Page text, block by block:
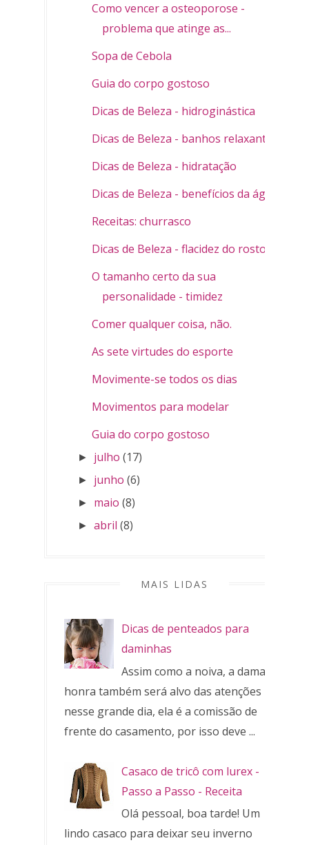
Como vencer a osteoporose -
problema que atinge as...
Sopa de Cebola
Guia do corpo gostoso
Dicas de Beleza - hidroginástica
Dicas de Beleza - banhos relaxantes
Dicas de Beleza - hidratação
Dicas de Beleza - benefícios da água
Receitas: churrasco
Dicas de Beleza - flacidez do rosto
O tamanho certo da sua
personalidade - timidez
Comer qualquer coisa, não.
As sete virtudes do esporte
Movimente-se todos os dias
Movimentos para modelar
Guia do corpo gostoso
► julho (17)
► junho (6)
► maio (8)
►abril (8)
MAIS LIDAS
Dicas de penteados para
daminhas
Assim como a noiva, a dama de
honra também será alvo das atenções
nesse grande dia, ela é a comissão de
frente do casamento, por isso deve ...
Casaco de tricô com lurex -
Passo a Passo - Receita
Olá pessoal, boa tarde! Um
lindo casaco para deixar seu inverno